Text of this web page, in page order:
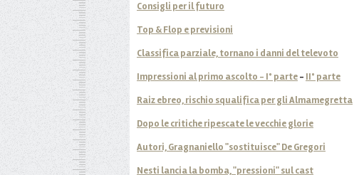
Consigli per il futuro
Top & Flop e previsioni
Classifica parziale, tornano i danni del televoto
Impressioni al primo ascolto - I° parte- II° parte
Raiz ebreo, rischio squalifica per gli Almamegretta
Dopo le critiche ripescate le vecchie glorie
Autori, Gragnaniello "sostituisce" De Gregori
Nesti lancia la bomba, "pressioni" sul cast